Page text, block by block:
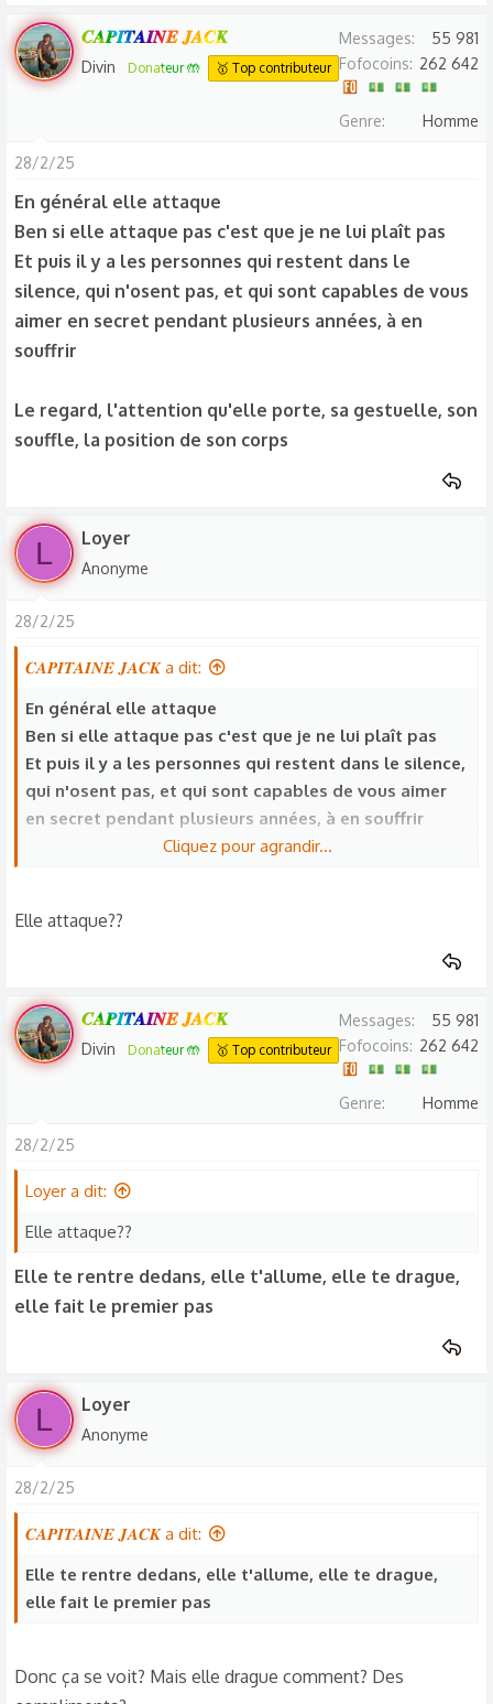
𝑪𝑨𝑷𝑰𝑻𝑨𝑰𝑵𝑬 𝑱𝑨𝑪𝑲
Divin Donateur 🤲 🥇 Top contributeur
Messages
55 981
Fofocoins
262 642
Genre Homme
28/2/25
En général elle attaque
Ben si elle attaque pas c'est que je ne lui plaît pas
Et puis il y a les personnes qui restent dans le
silence, qui n'osent pas, et qui sont capables de vous
aimer en secret pendant plusieurs années, à en
souffrir
Le regard, l'attention qu'elle porte, sa gestuelle, son
souffle, la position de son corps
L Loyer
Anonyme
28/2/25
𝑪𝑨𝑷𝑰𝑻𝑨𝑰𝑵𝑬 𝑱𝑨𝑪𝑲 a dit:
En général elle attaque
Ben si elle attaque pas c'est que je ne lui plaît pas
Et puis il y a les personnes qui restent dans le silence,
qui n'osent pas, et qui sont capables de vous aimer
en secret pendant plusieurs années, à en souffrir
Cliquez pour agrandir...
Elle attaque??
𝑪𝑨𝑷𝑰𝑻𝑨𝑰𝑵𝑬 𝑱𝑨𝑪𝑲
Divin Donateur 🤲 🥇 Top contributeur
Messages
55 981
Fofocoins
262 642
Genre Homme
28/2/25
Loyer a dit:
Elle attaque??
Elle te rentre dedans, elle t'allume, elle te drague,
elle fait le premier pas
L Loyer
Anonyme
28/2/25
𝑪𝑨𝑷𝑰𝑻𝑨𝑰𝑵𝑬 𝑱𝑨𝑪𝑲 a dit:
Elle te rentre dedans, elle t'allume, elle te drague,
elle fait le premier pas
Donc ça se voit? Mais elle drague comment? Des